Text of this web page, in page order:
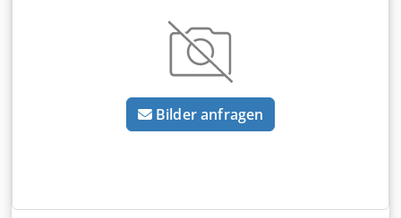
Tischabmessungen: ca. 800 x 460 mm max.
Tischbelastung: ca. 600 kg Spindeldrehzahlbereich: 50 -
2500 U/min Werkzeugaufnahme: SK40 Ohne
Bilder anfragen